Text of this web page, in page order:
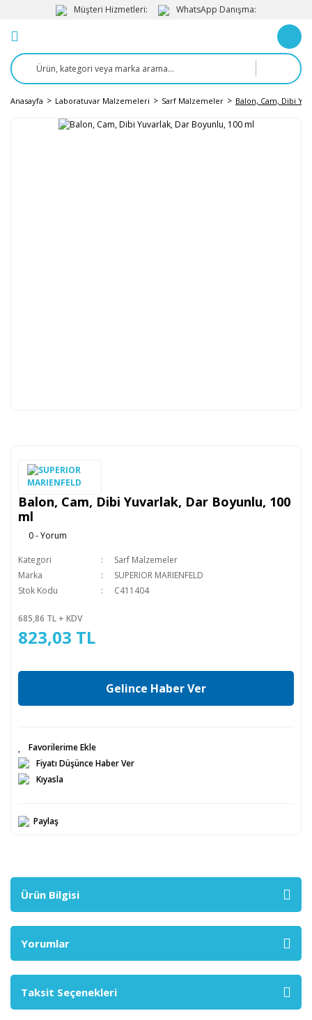
Müşteri Hizmetleri: WhatsApp Danışma:
Anasayfa Laboratuvar Malzemeleri Sarf Malzemeler Balon, Cam, Dibi
Balon, Cam, Dibi Yuvarlak, Dar Boyunlu, 100
ml
0 - Yorum
Kategori
Sarf Malzemeler
Marka
SUPERIOR MARIENFELD
Stok Kodu
C411404
685,86 TL + KDV
823,03 TL
Gelince Haber Ver
Fiyatı Düşünce Haber Ver
Kıyasla
Paylaş
Ürün Bilgisi
Yorumlar
Taksit Seçenekleri